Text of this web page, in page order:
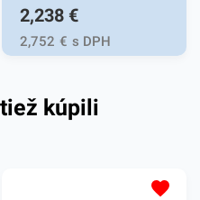
využitie. Vrecia sú vysoko
flexibilné a odolné. Vďaka
elastickému materiálu ľahko
obrysom odpadkov a to bez
2,238 €
2,752 € s DPH
kúpili